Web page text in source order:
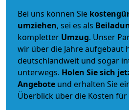
Bei uns können Sie
umziehen, sei es als
kompletter Umzug. Unser
wir über die Jahre aufgebaut
deutschlandweit und sogar
unterwegs. Holen Sie sich
Angebote und erhalten Sie
Überblick über die Kosten